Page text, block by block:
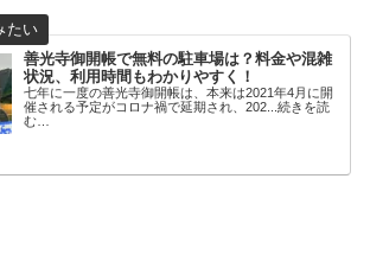
善光寺御開帳で無料の駐車場は？料金や混雑
状況、利用時間もわかりやすく！
七年に一度の善光寺御開帳は、本来は2021年4月に開
催される予定がコロナ禍で延期され、202...続きを読
む…